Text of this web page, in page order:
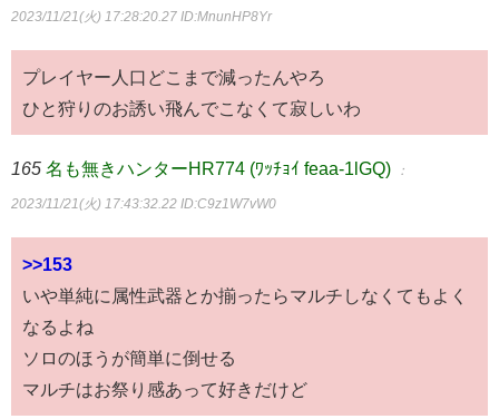
2023/11/21(火) 17:28:20.27 ID:MnunHP8Yr
プレイヤー人口どこまで減ったんやろ
ひと狩りのお誘い飛んでこなくて寂しいわ
165 名も無きハンターHR774 (ﾜｯﾁｮｲ feaa-1lGQ) ：
2023/11/21(火) 17:43:32.22 ID:C9z1W7vW0
>>153
いや単純に属性武器とか揃ったらマルチしなくてもよく
なるよね
ソロのほうが簡単に倒せる
マルチはお祭り感あって好きだけど